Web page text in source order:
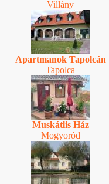
Villány
Apartmanok Tapolcán
Tapolca
Muskátlis Ház
Mogyoród